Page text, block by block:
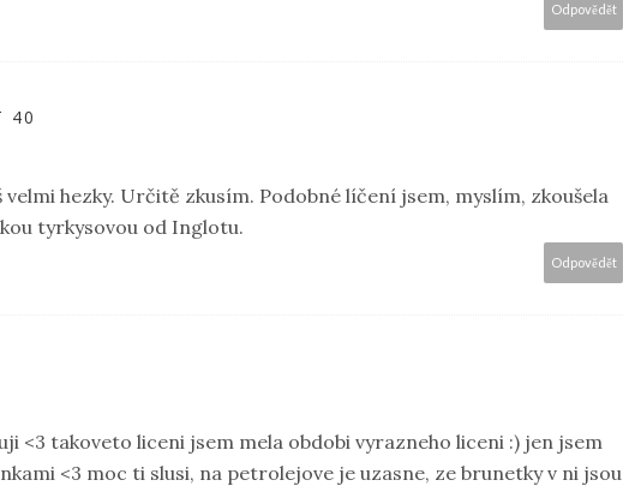
Odpovědět
40
velmi hezky. Určitě zkusím. Podobné líčení jsem, myslím, zkoušela
tyrkysovou od Inglotu.
Odpovědět
<3 takoveto liceni jsem mela obdobi vyrazneho liceni :) jen jsem
<3 moc ti slusi, na petrolejove je uzasne, ze brunetky v ni jsou